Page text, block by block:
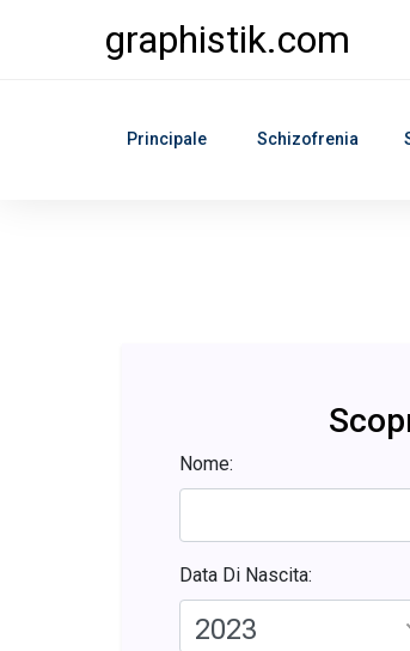
graphistik.com
Principale Schizofrenia
Nome:
Data Di Nascita:
2023